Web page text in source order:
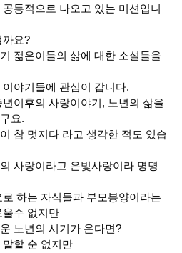
통적으로 나오고 있는 미션입니
까요?
젊은이들의 삶에 대한 소설들을
야기들에 관심이 갑니다.
이후의 사랑이야기, 노년의 삶을
요.
참 멋지다 라고 생각한 적도 있습
사랑이라고 은빛사랑이라 명명
하는 자식들과 부모봉양이라는
수 없지만
노년의 시기가 온다면?
할 순 없지만